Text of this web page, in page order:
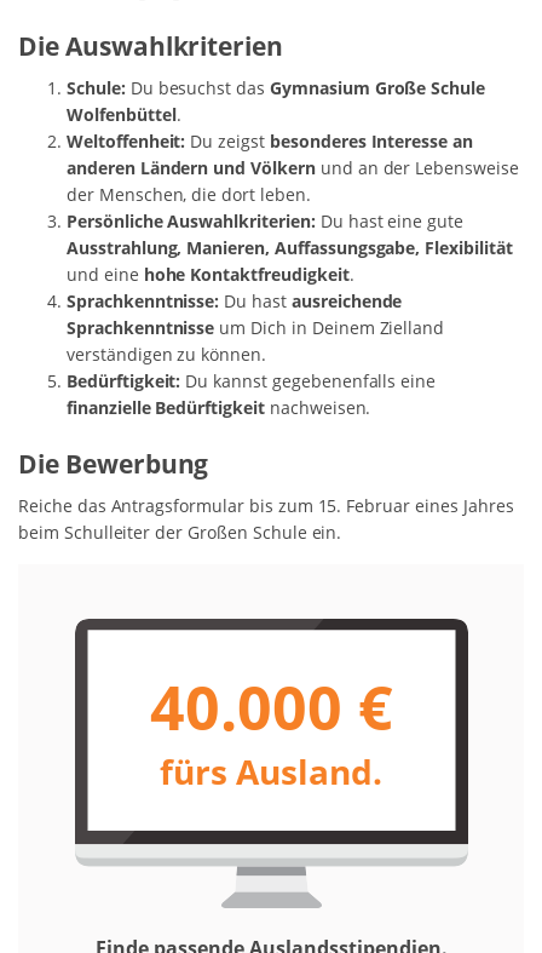
Die Auswahlkriterien
Schule: Du besuchst dasGymnasium Große Schule
Wolfenbüttel.
Weltoffenheit: Du zeigst besonderes Interesse an
anderen Ländern und Völkernund an der Lebensweise
der Menschen, die dort leben.
Persönliche Auswahlkriterien: Du hast eine gute
Ausstrahlung, Manieren, Auffassungsgabe, Flexibilität
und eine hohe Kontaktfreudigkeit.
Sprachkenntnisse: Du hast ausreichende
Sprachkenntnisse um Dich in Deinem Zielland
verständigen zu können.
Bedürftigkeit: Du kannst gegebenenfalls eine
finanzielle Bedürftigkeitnachweisen.
Die Bewerbung
Reiche das Antragsformular bis zum 15. Februar eines Jahres
beim Schulleiter der Großen Schule ein.
40.000 €
fürs Ausland.